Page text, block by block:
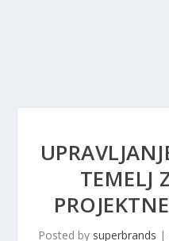
TEMELJ
Posted by superbrands |